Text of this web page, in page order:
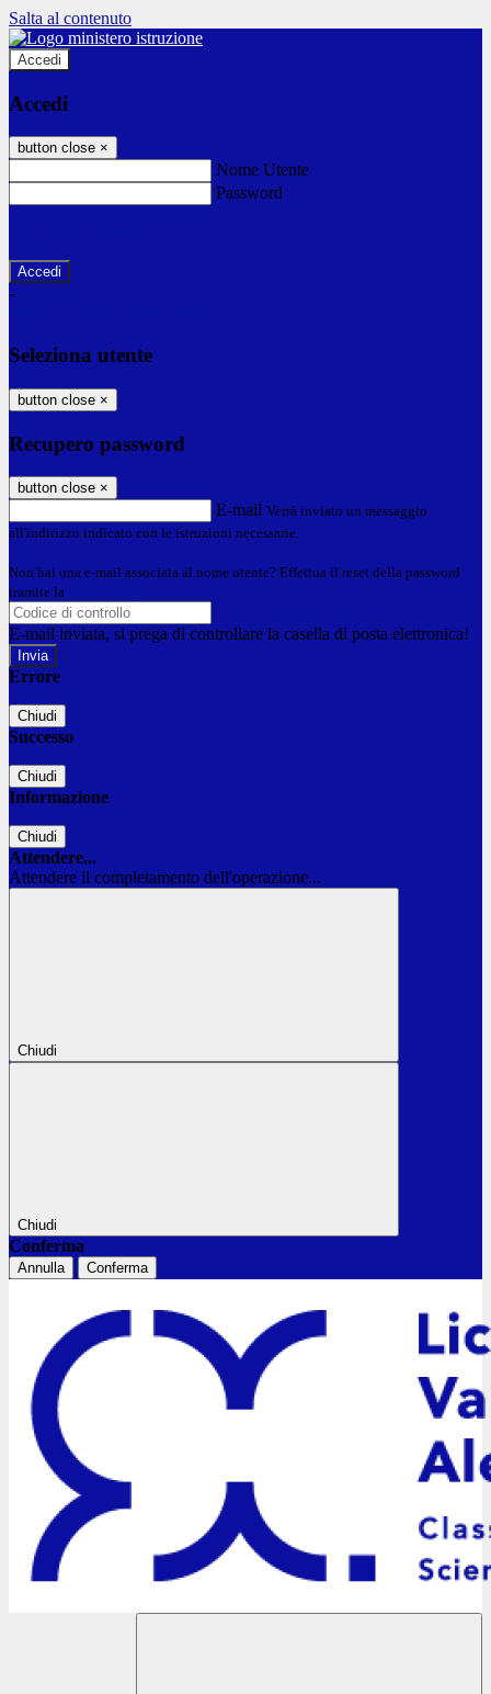
Salta al contenuto
Accedi
Accedi
button close ×
Nome Utente
Password
-
Seleziona utente
button close ×
Recupero password
button close ×
E-mail Verrà inviato un messaggio
all'indirizzo indicato con le istruzioni necessarie.
Non hai una e-mail associata al nome utente? Effettua il reset della password
tramite la
E-mail inviata, si prega di controllare la casella di posta elettronica!
Errore
Chiudi
Successo
Chiudi
Informazione
Chiudi
Attendere...
Attendere il completamento dell'operazione...
Chiudi
Chiudi
Conferma
Annulla Conferma